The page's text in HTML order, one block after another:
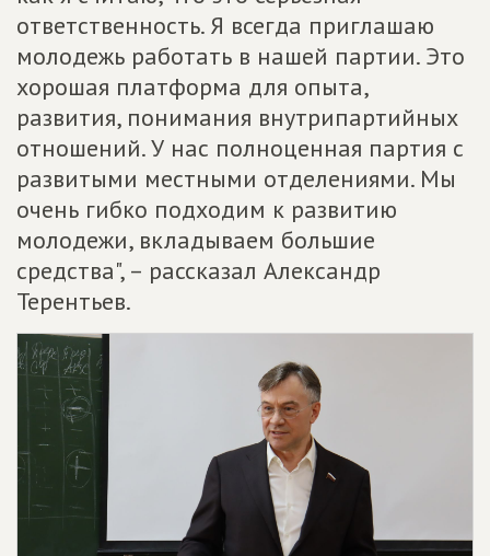
ответственность. Я всегда приглашаю
молодежь работать в нашей партии. Это
хорошая платформа для опыта,
развития, понимания внутрипартийных
отношений. У нас полноценная партия с
развитыми местными отделениями. Мы
очень гибко подходим к развитию
молодежи, вкладываем большие
средства", – рассказал Александр
Терентьев.